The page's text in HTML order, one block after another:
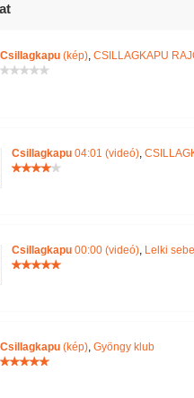
Csillagkapu(kép), CSILLAGKAPU
Csillagkapu04:01 (videó),
Csillagkapu00:00 (videó), Lelki
Csillagkapu(kép), Gyöngy klub